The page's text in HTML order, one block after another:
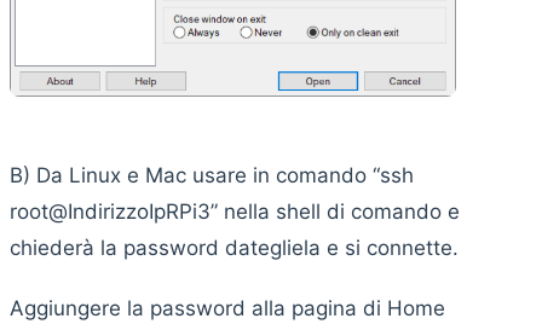
B) Da Linux e Mac usare in comando “ssh
root@IndirizzoIpRPi3” nella shell di comando e
chiederà la password dategliela e si connette.
Aggiungere la password alla pagina di Home